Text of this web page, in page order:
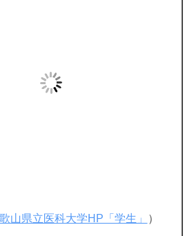
山県立医科大学HP「学生」 ）